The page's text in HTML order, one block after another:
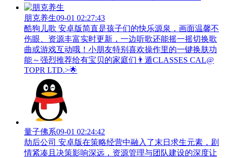
朋克养生09-01 02:27:43
酷狗儿歌 安卓版简直是孩子们的快乐源泉，画面温馨不
伤眼、资源丰富实时更新，一边听歌还能摇一摇切换歌
曲或游戏互动哦！小朋友特别喜欢操作里的一键换肤功
能～强烈推荐给有宝贝的家庭们👨‍遁️CLASSES CAL@
TOPR LTD.>🌟
量子佛系09-01 02:24:42
劫后公司 安卓版在策略经营中融入了末日求生元素，剧
情紧凑且决策影响深远，资源管理与团队建设的深度让